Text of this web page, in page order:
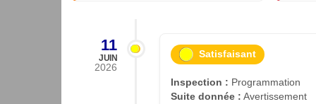
11
JUIN
2026
Satisfaisant
Inspection : Programmation
Suite donnée : Avertissement